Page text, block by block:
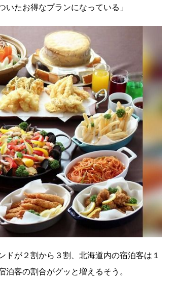
KEYWORD
キーワード
Sitakke編集部あい
Sitakke編集部 IKU
【暮らしの知恵を身につけ
【札幌のお気に入りを見つ
【道北のお気に入りを見つ
たお得なプランになっている」
が２割から３割、北海道内の宿泊客は１
客の割合がグッと増えるそう。